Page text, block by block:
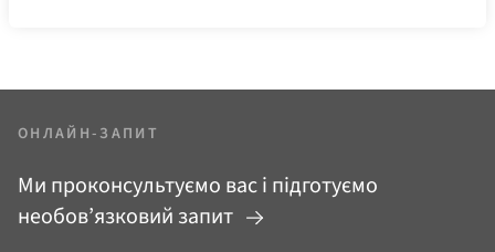
ОНЛАЙН-ЗАПИТ
Ми проконсультуємо вас і підготуємо
необов’язковий запит